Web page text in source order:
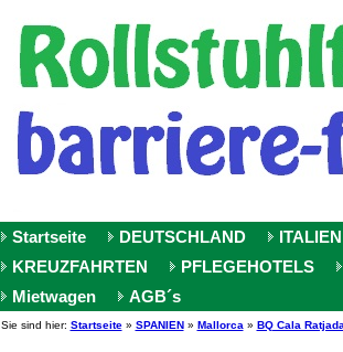
Startseite DEUTSCHLAND ITALIEN
KREUZFAHRTEN
PFLEGEHOTELS
Mietwagen
AGB´s
Sie sind hier: Startseite» SPANIEN» Mallorca » BQ Cala Ratjada